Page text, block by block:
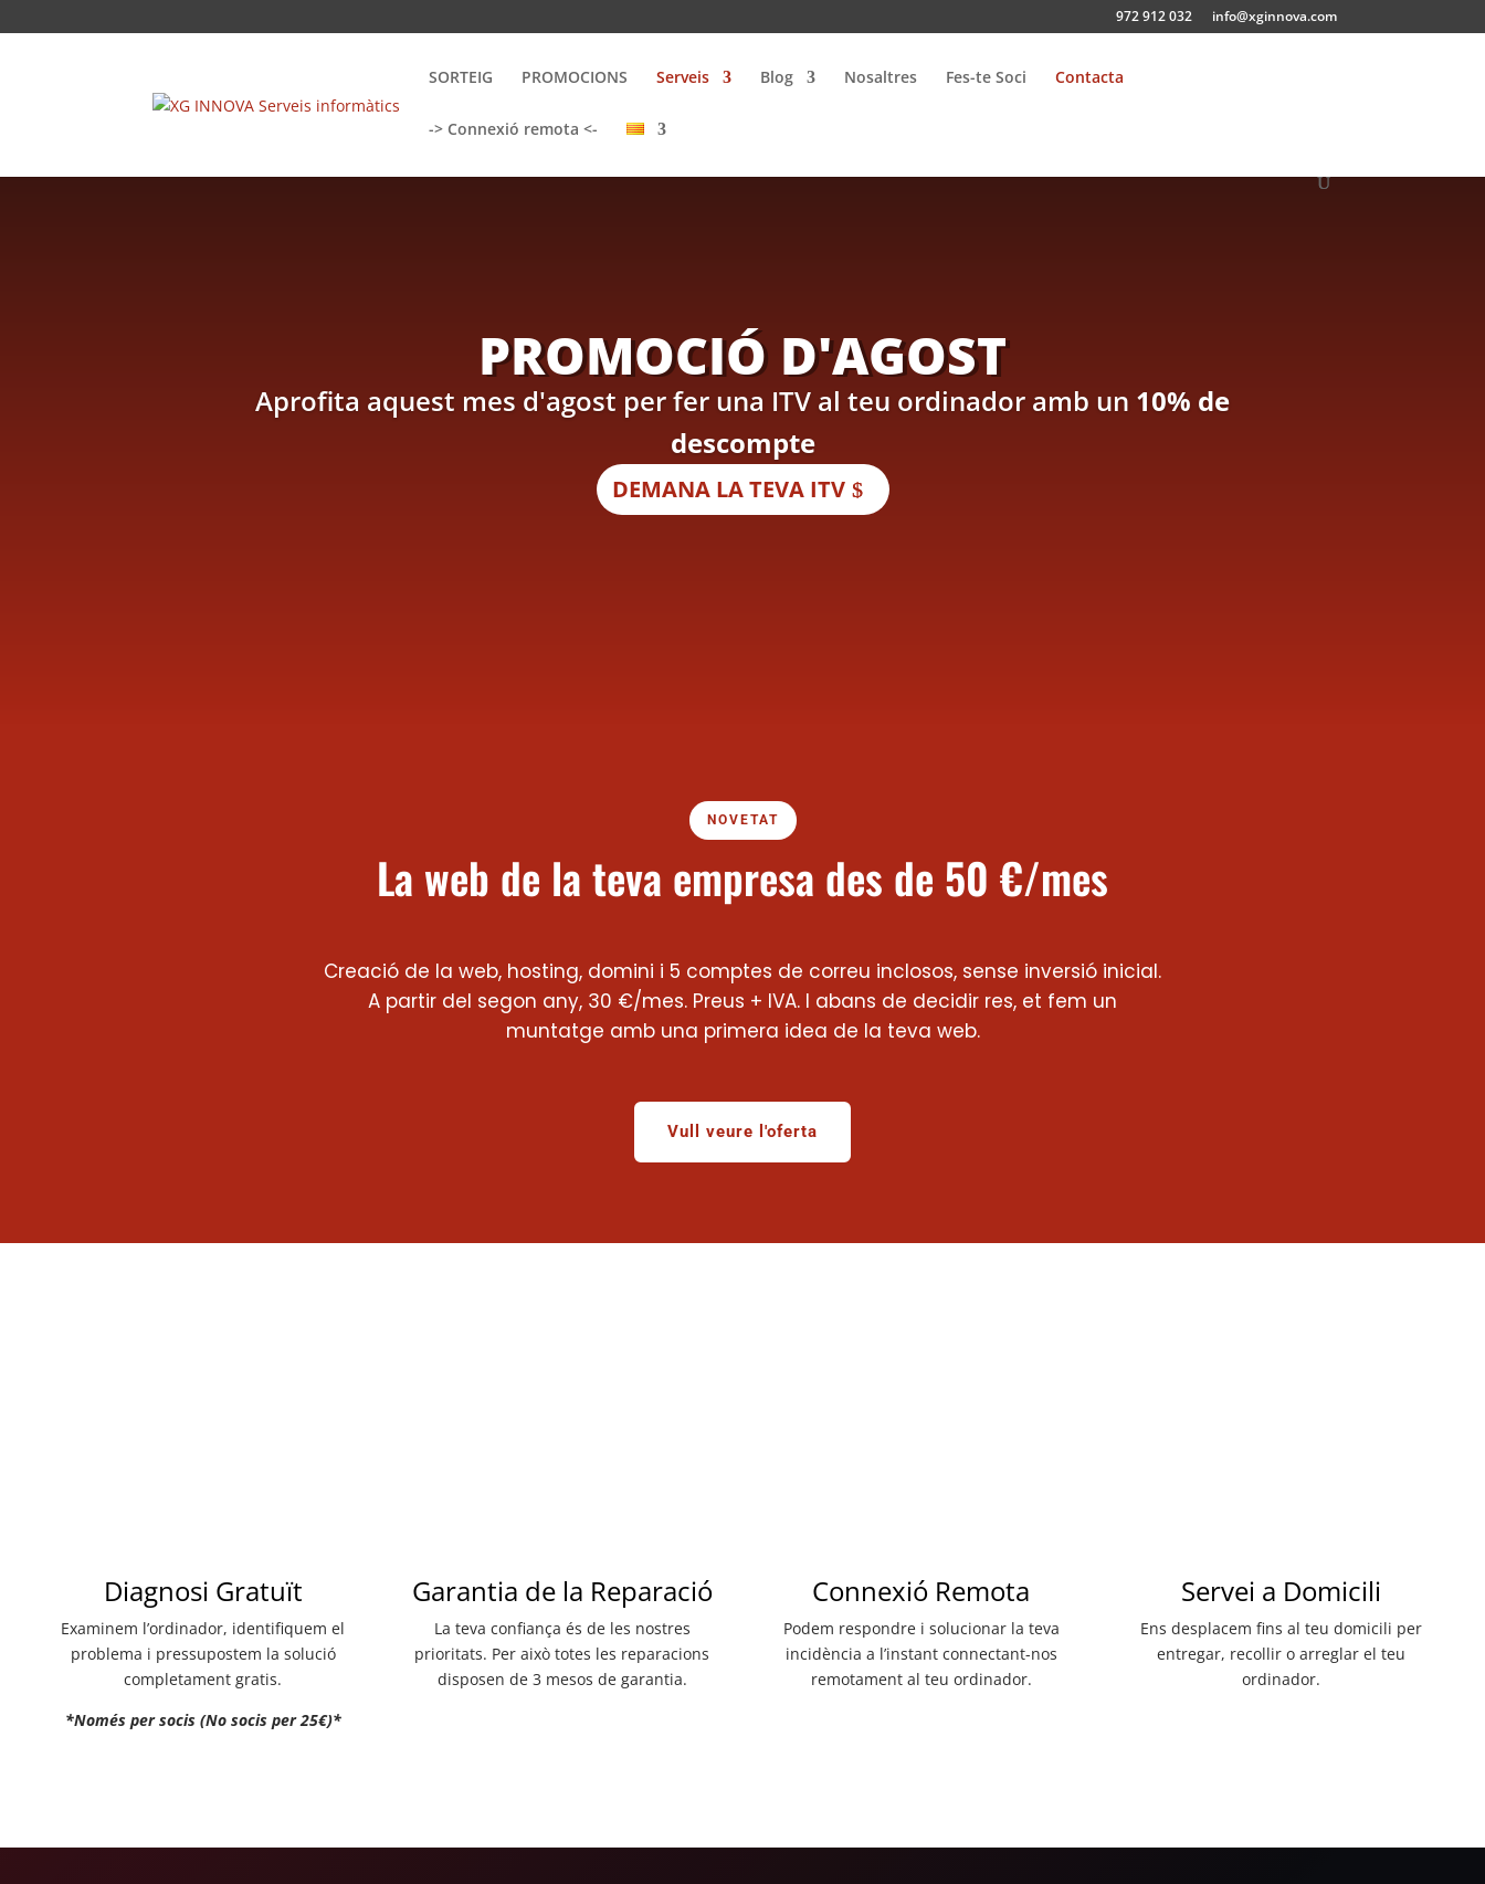
972 912 032 info@xginnova.com
SORTEIG PROMOCIONS Serveis Blog Nosaltres Fes-te Soci Contacta
-> Connexió remota <-
PROMOCIÓ D'AGOST
Aprofita aquest mes d'agost per fer una ITV al teu ordinador amb un 10% de
descompte
DEMANA LA TEVA ITV
NOVETAT
La web de la teva empresa des de 50 €/mes
Creació de la web, hosting, domini i 5 comptes de correu inclosos, sense inversió inicial.
A partir del segon any, 30 €/mes. Preus + IVA. I abans de decidir res, et fem un
muntatge amb una primera idea de la teva web.
Vull veure l'oferta
Diagnosi Gratuït
Examinem l’ordinador, identifiquem el
problema i pressupostem la solució
completament gratis.
*Només per socis (No socis per 25€)*
Garantia de la Reparació
La teva confiança és de les nostres
prioritats. Per això totes les reparacions
disposen de 3 mesos de garantia.
Connexió Remota
Podem respondre i solucionar la teva
incidència a l’instant connectant-nos
remotament al teu ordinador.
Servei a Domicili
Ens desplacem fins al teu domicili per
entregar, recollir o arreglar el teu
ordinador.